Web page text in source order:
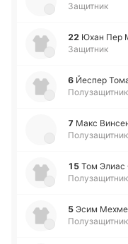
Защитник
22 Юхан Пер
Защитник
6 Йеспер
Полузащитник
7 Макс
Полузащитник
15 Том Элиас
Полузащитник
5 Эсим
Полузащитник